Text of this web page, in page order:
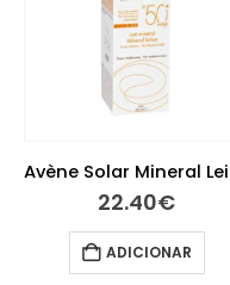
22.40€
ADICIONAR